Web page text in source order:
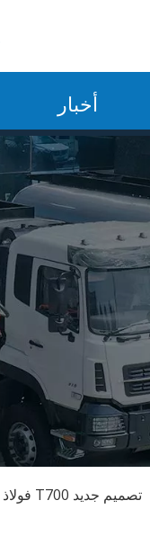
أخبار
تصميم جديد T700 فولاذ 3 محاور نصف مقطورة تفريغ من النوع U